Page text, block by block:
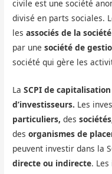
civile est une société
divisé en parts sociales.
lesassociés de la société
par unesociété de
société qui gère les
LaSCPI de capitalisation
d’investisseurs. Les
particuliers, des
desorganismes de
peuvent investir dans la
directe ou indirecte.